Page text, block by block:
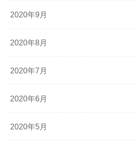
2020年9月
2020年8月
2020年7月
2020年6月
2020年5月